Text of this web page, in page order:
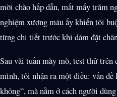
mời chào hấp dẫn, mất mấy trăm
nghiệm xương máu ấy khiến tôi
từng chi tiết trước khi dám đặt
Sau vài tuần mày mò, test thử
mình, tôi nhận ra một điều: vấn đề
không”, mà nằm ở cách người